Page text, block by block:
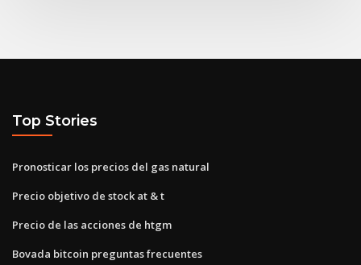
Top Stories
Pronosticar los precios del gas natural
Precio objetivo de stock at & t
Precio de las acciones de htgm
Bovada bitcoin preguntas frecuentes